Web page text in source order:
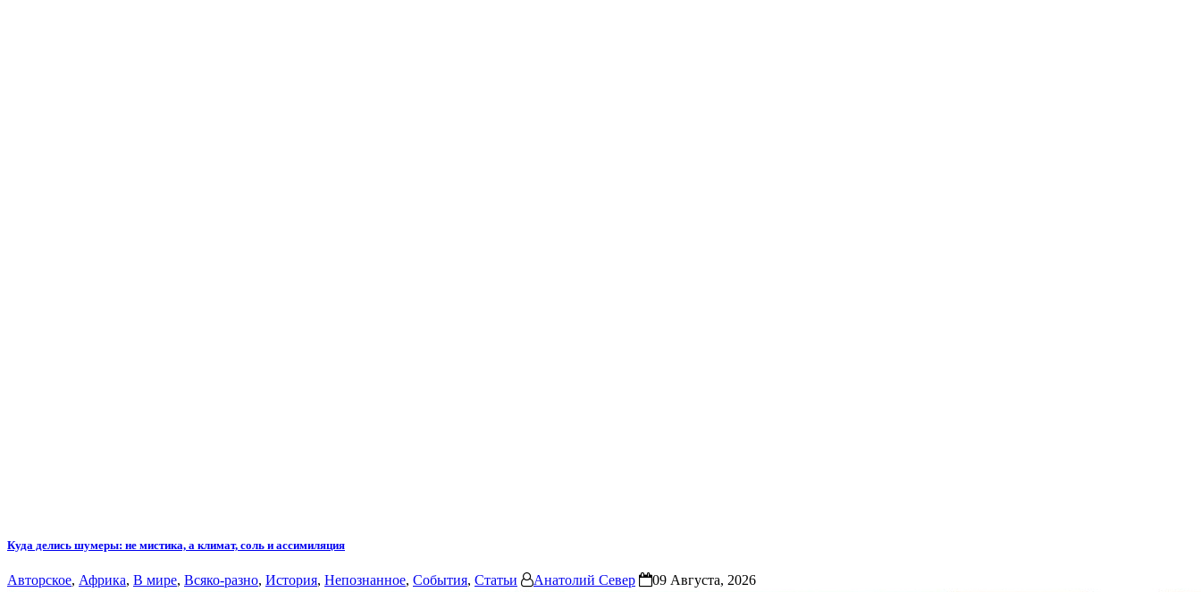
Куда делись шумеры: не мистика, а климат, соль и ассимиляция
Авторское, Африка, В мире, Всяко-разно, История, Непознанное, События, Статьи Анатолий Север 09 Августа, 2026